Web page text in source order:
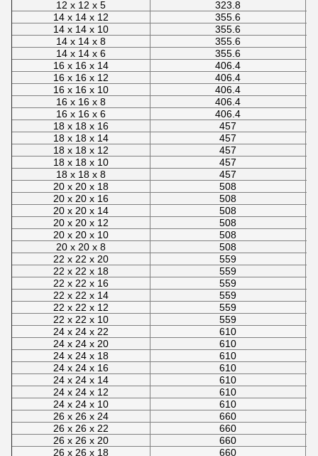
12 x 12 x 5
323.8
14 x 14 x 12
355.6
14 x 14 x 10
355.6
14 x 14 x 8
355.6
14 x 14 x 6
355.6
16 x 16 x 14
406.4
16 x 16 x 12
406.4
16 x 16 x 10
406.4
16 x 16 x 8
406.4
16 x 16 x 6
406.4
18 x 18 x 16
457
18 x 18 x 14
457
18 x 18 x 12
457
18 x 18 x 10
457
18 x 18 x 8
457
20 x 20 x 18
508
20 x 20 x 16
508
20 x 20 x 14
508
20 x 20 x 12
508
20 x 20 x 10
508
20 x 20 x 8
508
22 x 22 x 20
559
22 x 22 x 18
559
22 x 22 x 16
559
22 x 22 x 14
559
22 x 22 x 12
559
22 x 22 x 10
559
24 x 24 x 22
610
24 x 24 x 20
610
24 x 24 x 18
610
24 x 24 x 16
610
24 x 24 x 14
610
24 x 24 x 12
610
24 x 24 x 10
610
26 x 26 x 24
660
26 x 26 x 22
660
26 x 26 x 20
660
26 x 26 x 18
660